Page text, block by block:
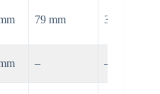
79 mm 35 kg
– –